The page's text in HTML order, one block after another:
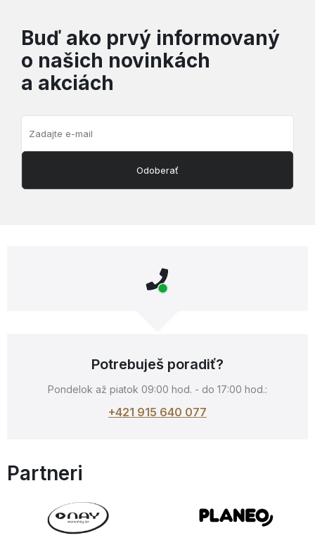
Buď ako prvý informovaný
o našich novinkách
a akciách
Odoberať
Potrebuješ poradiť?
Pondelok až piatok 09:00 hod. - do 17:00 hod.:
+421 915 640 077
Partneri